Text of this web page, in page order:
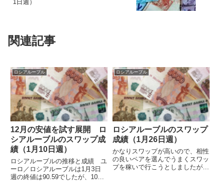
1日週）
関連記事
ロシアルーブル
12月の安値を試す展開 ロ
シアルーブルのスワップ成
績（1月10日週）
ロシアルーブルの推移と成績 ユ
ーロ／ロシアルーブルは1月3日
週の終値は90.59でしたが、10日
ロシアルーブル
ロシアルーブルのスワップ
成績（1月26日週）
かなりスワップが高いので、相性
の良いペアを選んでうまくスワッ
プを稼いで行こうとしましたが、